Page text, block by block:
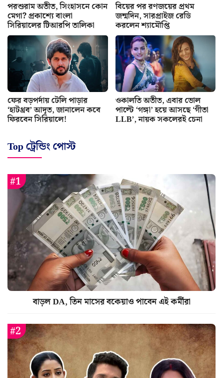
পরশুরাম অতীত, সিংহাসনে কোন
মেগা? প্রকাশ্যে বাংলা
সিরিয়ালের টিআরপি তালিকা
বিয়ের পর রণজয়ের প্রথম
জন্মদিন, সারপ্রাইজ রেডি
করলেন শ্যামৌপ্তি
ফের বড়পর্দায় টেলি পাড়ার
‘হাটথ্রব’ আদৃত, জানালেন কবে
ফিরবেন সিরিয়ালে!
ওকালতি অতীত, এবার ভোল
পাল্টে ‘গঙ্গা’ হয়ে আসছে ‘গীতা
LLB’, নায়ক সকলেরই চেনা
Top ট্রেন্ডিং পোস্ট
বাড়ল DA, তিন মাসের বকেয়াও পাবেন এই কর্মীরা